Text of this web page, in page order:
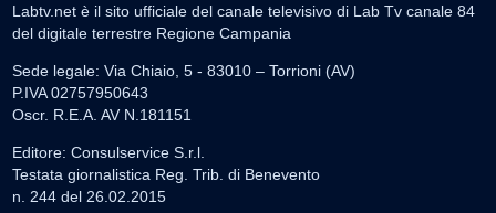
Labtv.net è il sito ufficiale del canale televisivo di Lab Tv canale 84
del digitale terrestre Regione Campania
Sede legale: Via Chiaio, 5 - 83010 – Torrioni (AV)
P.IVA 02757950643
Oscr. R.E.A. AV N.181151
Editore: Consulservice S.r.l.
Testata giornalistica Reg. Trib. di Benevento
n. 244 del 26.02.2015